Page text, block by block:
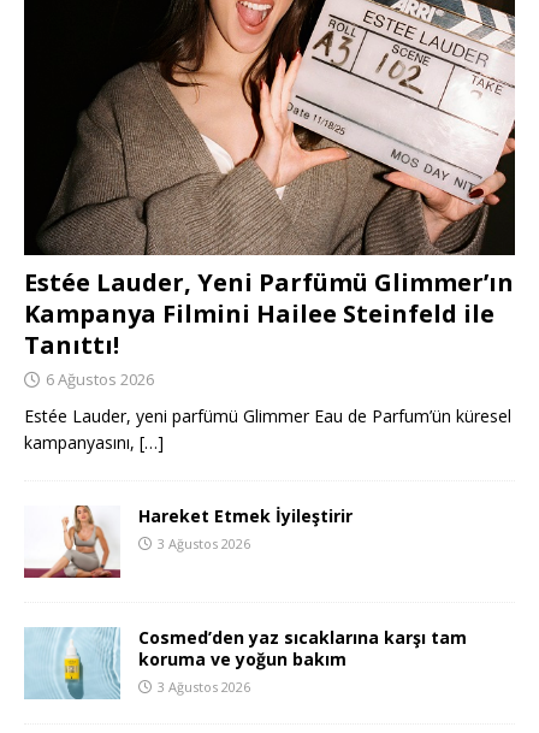
Estée Lauder, Yeni Parfümü Glimmer’ın
Kampanya Filmini Hailee Steinfeld ile
Tanıttı!
6 Ağustos 2026
Estée Lauder, yeni parfümü Glimmer Eau de Parfum’ün küresel
kampanyasını, […]
Hareket Etmek İyileştirir
3 Ağustos 2026
Cosmed’den yaz sıcaklarına karşı tam
koruma ve yoğun bakım
3 Ağustos 2026